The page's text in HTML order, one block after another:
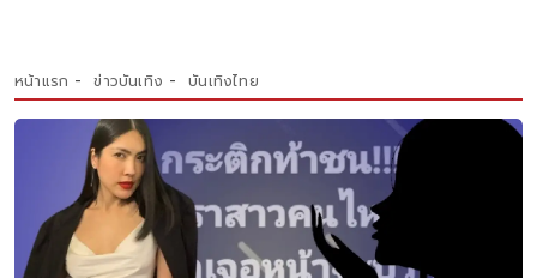
หน้าแรก ข่าวบันเทิง บันเทิงไทย